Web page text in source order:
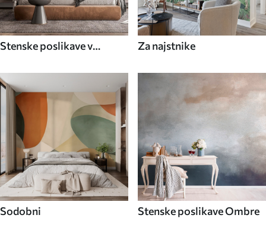
Stenske poslikave v
Za najstnike
Sodobni Stenske poslikave Ombre